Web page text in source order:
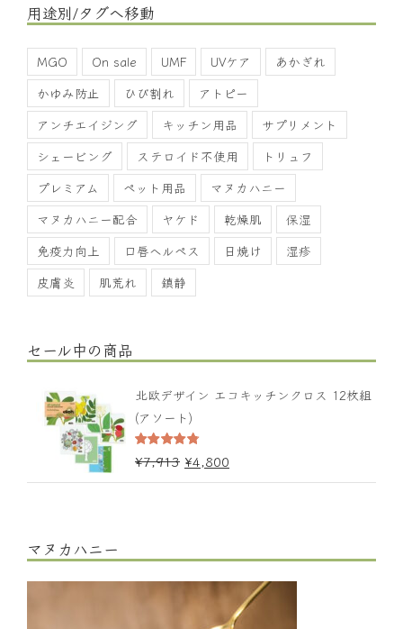
用途別/タグへ移動
MGO On sale UMF UVケア
あかぎれ
かゆみ防止
ひび割れ
アトピー
アンチエイジング
キッチン用品
サプリメント
シェービング
ステロイド不使用
トリュフ
プレミアム
ペット用品
マヌカハニー
マヌカハニー配合
ヤケド 乾燥肌
保湿
免疫力向上
口唇ヘルペス 日焼け
湿疹
皮膚炎
肌荒れ 鎮静
セール中の商品
北欧デザイン エコキッチンクロス 12枚組
(アソート)
5段階中
4.67 の評価
¥7,913 ¥4,800
マヌカハニー